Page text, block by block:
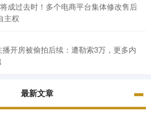
成过去时！多个电商平台集体修改售后
主权
开房被偷拍后续：遭勒索3万，更多内
最新文章